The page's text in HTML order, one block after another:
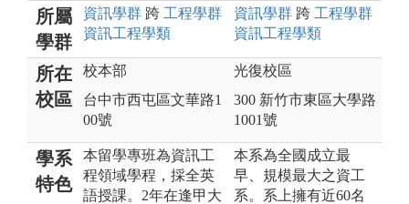
所屬
學群
資訊學群 跨 工程學群
資訊工程學類
資訊學群 跨 工程學群
資訊工程學類
所在
校區
校本部
台中市西屯區文華路1
00號
光復校區
300 新竹市東區大學路
1001號
學系
特色
本留學專班為資訊工
程領域學程，採全英
語授課。2年在逢甲大
本系為全國成立最
早、規模最大之資工
系。系上擁有近60名